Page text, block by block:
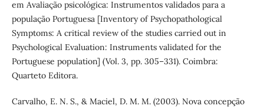
em Avaliação psicológica: Instrumentos validados para a
população Portuguesa [Inventory of Psychopathological
Symptoms: A critical review of the studies carried out in
Psychological Evaluation: Instruments validated for the
Portuguese population] (Vol. 3, pp. 305–331). Coimbra:
Quarteto Editora.
Carvalho, E. N. S., & Maciel, D. M. M. (2003). Nova concepção